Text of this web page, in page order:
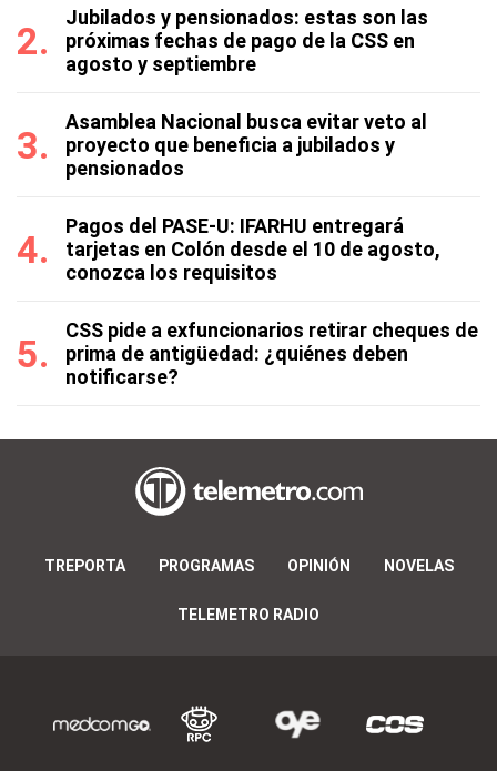
Jubilados y pensionados: estas son las
próximas fechas de pago de la CSS en
agosto y septiembre
Asamblea Nacional busca evitar veto al
proyecto que beneficia a jubilados y
pensionados
Pagos del PASE-U: IFARHU entregará
tarjetas en Colón desde el 10 de agosto,
conozca los requisitos
CSS pide a exfuncionarios retirar cheques de
prima de antigüedad: ¿quiénes deben
notificarse?
TREPORTA PROGRAMAS OPINIÓN NOVELAS
TELEMETRO RADIO